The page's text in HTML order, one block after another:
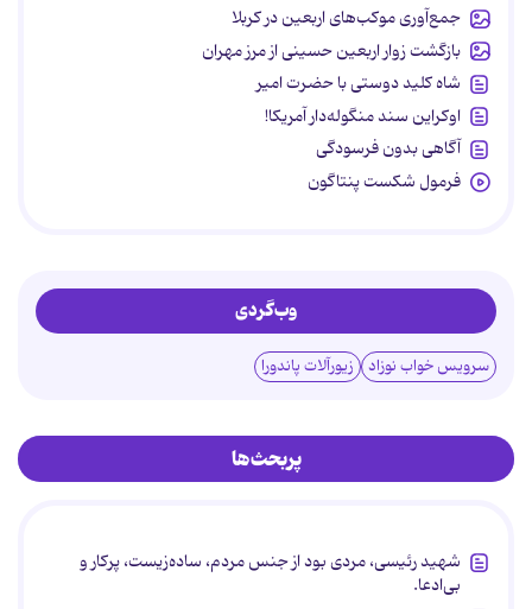
جمع‌آوری موکب‌های اربعین در کربلا
بازگشت زوار اربعین حسینی از مرز مهران
شاه کلید دوستی با حضرت امیر
اوکراین سند منگوله‌دار آمریکا!
آگاهی بدون فرسودگی
فرمول شکست پنتاگون
وب‌گردی
سرویس خواب نوزاد زیورآلات پاندورا
پربحث‌ها
شهید رئیسی، مردی بود از جنس مردم، ساده‌زیست، پرکار و
بی‌ادعا.